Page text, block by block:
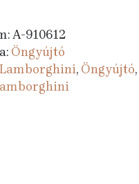
A-910612
Öngyújtó
Lamborghini, Öngyújtó,